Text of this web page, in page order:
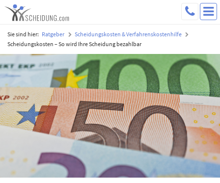
Sie sind hier: Ratgeber
Scheidungskosten & Verfahrenskostenhilfe
Scheidungskosten – So wird Ihre Scheidung bezahlbar